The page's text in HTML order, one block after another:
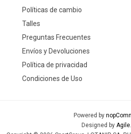
Políticas de cambio
Talles
Preguntas Frecuentes
Envíos y Devoluciones
Política de privacidad
Condiciones de Uso
Powered by
Designed by